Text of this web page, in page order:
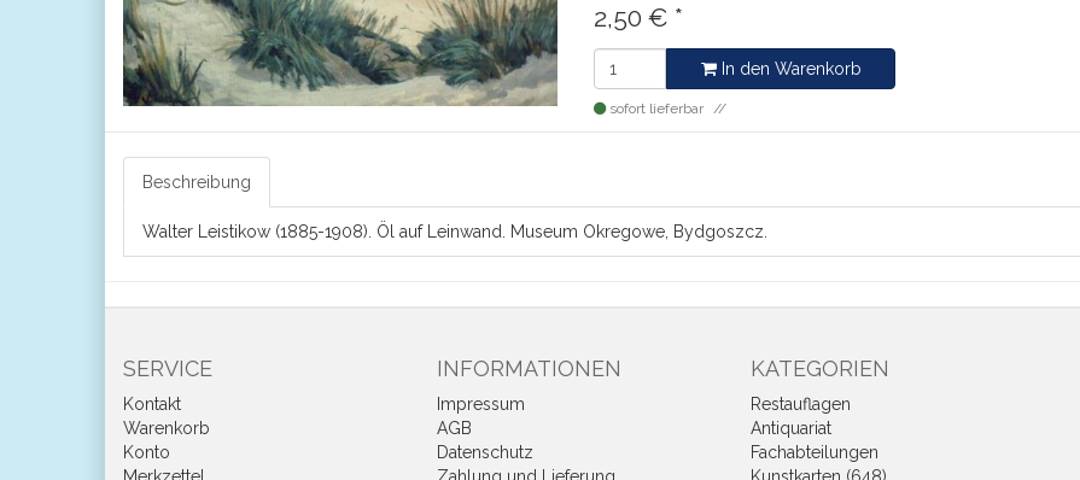
2,50 € *
In den Warenkorb
sofort lieferbar
Beschreibung
Walter Leistikow (1885-1908). Öl auf Leinwand. Museum Okregowe, Bydgoszcz.
SERVICE
Kontakt
Warenkorb
Konto
INFORMATIONEN
Impressum
AGB
Datenschutz
KATEGORIEN
Restauflagen
Antiquariat
Fachabteilungen